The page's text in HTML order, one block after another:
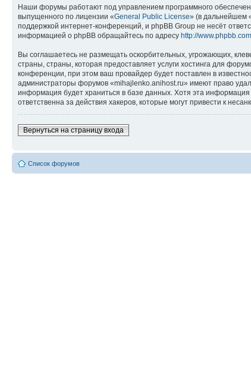
Наши форумы работают под управлением программного
выпущенного по лицензии «General Public License» (в дальнейшем
поддержкой интернет-конференций, и phpBB Group не несёт
информацией о phpBB обращайтесь по адресу http://
Вы соглашаетесь не размещать оскорбительных, угрожающих,
страны, страны, которая предоставляет услуги хостинга для
конференции, при этом ваш провайдер будет поставлен в
администраторы форумов «mihajlenko.anihost.ru» имеют право
информация будет храниться в базе данных. Хотя эта
ответственна за действия хакеров, которые могут привести к
Вернуться на страницу входа
Список форумов